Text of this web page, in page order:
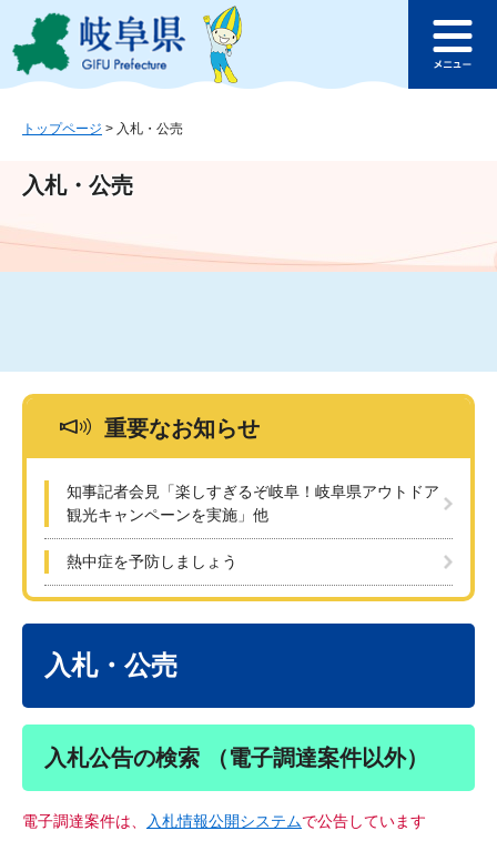
ジ
ュ
文
このページの本文へ
ュ
トップページ > 入札・公売
入札・公売
重要なお知らせ
知事記者会見「楽しすぎるぞ岐阜！岐阜県アウトドア
観光キャンペーンを実施」他
熱中症を予防しましょう
入札・公売
入札公告の検索 （電子調達案件以外）
電子調達案件は、 入札情報公開システムで公告しています